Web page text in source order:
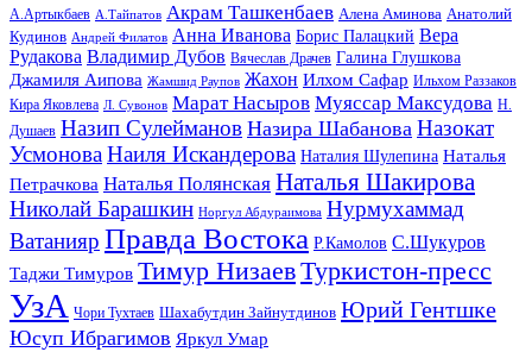
А.Артыкбаев А.Тайпатов Акрам Ташкенбаев Алена Аминова Анатолий
Кудинов Андрей Филатов Анна Иванова Борис Палацкий Вера
Рудакова Владимир Дубов Вячеслав Драчев Галина Глушкова
Джамиля Аипова Жамшид Раупов Жахон Илхом Сафар Ильхом Раззаков
Кира Яковлева Л. Сувонов Марат Насыров Муяссар Максудова Н.
Душаев Назип Сулейманов Назира Шабанова Назокат
УсмоноваНаиля Искандерова Наталия Шулепина Наталья
Петрачкова Наталья Полянская Наталья Шакирова
Николай Барашкин Норгул Абдураимова Нурмухаммад
Ватанияр Правда Востока Р.Камолов С.Шукуров
Таджи Тимуров Тимур НизаевТуркистон-пресс
УзА Чори Тухтаев Шахабутдин Зайнутдинов Юрий Гентшке
Юсуп Ибрагимов Яркул Умар